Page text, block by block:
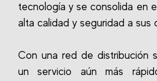
tecnología y se consolida en
alta calidad y seguridad a sus
Con una red de distribución
un servicio aún más